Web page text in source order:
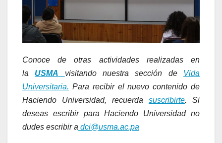
Conoce de otras actividades realizadas en
la USMA visitando nuestra sección de Vida
Universitaria. Para recibir el nuevo contenido de
Haciendo Universidad, recuerda suscribirte. Si
deseas escribir para Haciendo Universidad no
dudes escribir a dci@usma.ac.pa